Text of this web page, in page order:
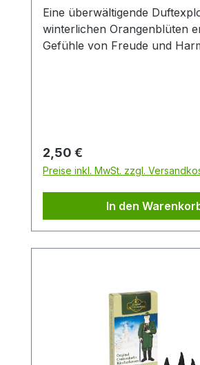
Eine überwältigende
winterlichen Orangenblüten
Gefühle von Freude und
Regulärer Preis:
2,50 €
Preise inkl. MwSt. zzgl.
In den